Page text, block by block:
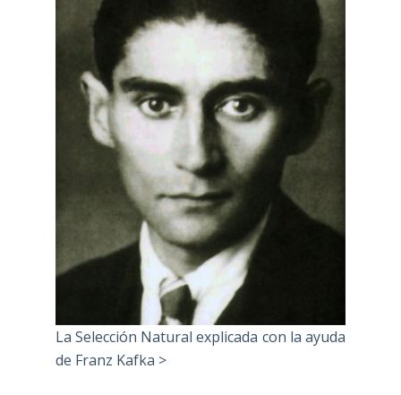
La Selección Natural explicada con la ayuda
de Franz Kafka >